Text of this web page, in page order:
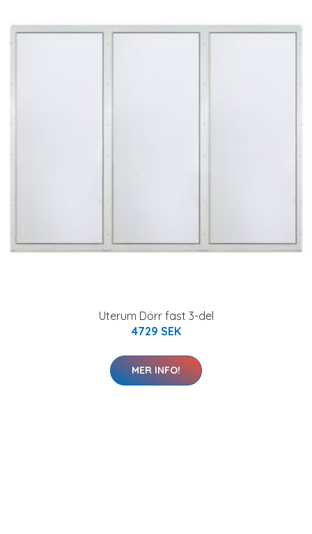
Uterum Dörr fast 3-del
4729 SEK
MER INFO!